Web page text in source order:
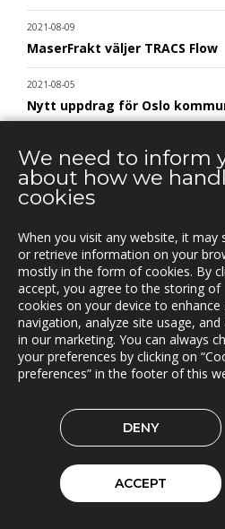
2021-08-09
MaserFrakt väljer TRACS Flow
2021-08-05
Nytt uppdrag för Oslo
E.ON Sverige valde Once by
bränsleleveranskedja
Fraktkedjan AB har driftsatt
2021-05-18
Beläggningssystem till
2021-04-12
Bergkvist siljan i insjön inför C-
C-Load - utökat stöd för
2021-03-29
TRACS Flow i drift hos
2021-03-15
We need to inform
about how we
cookies
When you visit any website, it may
or retrieve information on your
mostly in the form of cookies. By
accept, you agree to the storing of
cookies on your device to enhance
navigation, analyze site usage, and
in our marketing. You can always
your preferences by clicking on
preferences” in the footer of this
DENY
ACCEPT